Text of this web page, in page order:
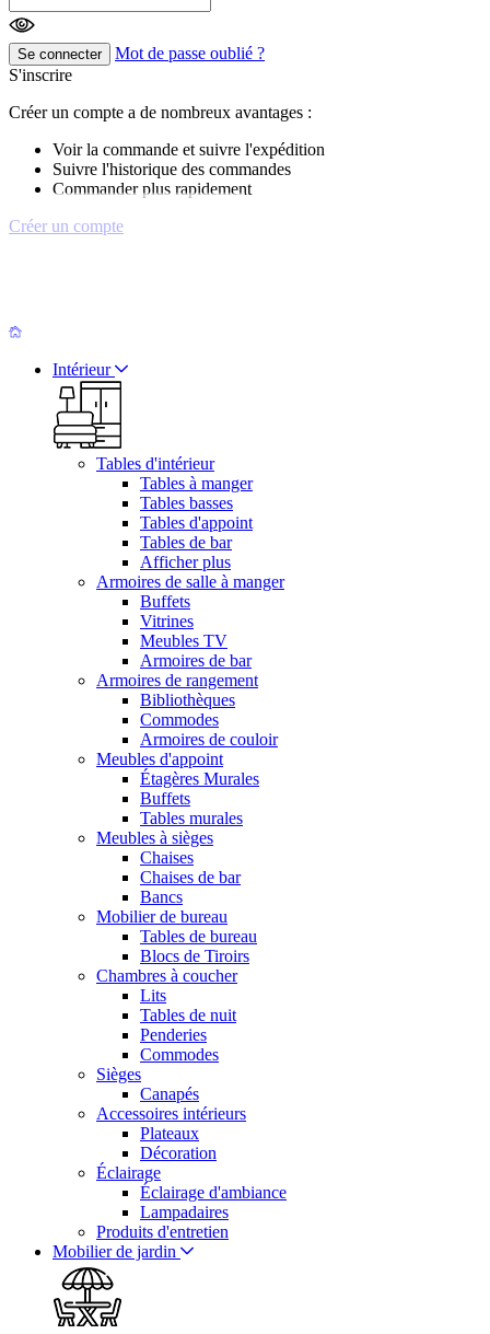
Se connecter
Mot de passe oublié ?
S'inscrire
Créer un compte a de nombreux avantages :
Voir la commande et suivre l'expédition
Suivre l'historique des commandes
Commander plus rapidement
Créer un compte
Intérieur
Tables d'intérieur
Tables à manger
Tables basses
Tables d'appoint
Tables de bar
Afficher plus
Armoires de salle à manger
Buffets
Vitrines
Meubles TV
Armoires de bar
Armoires de rangement
Bibliothèques
Commodes
Armoires de couloir
Meubles d'appoint
Étagères Murales
Buffets
Tables murales
Meubles à sièges
Chaises
Chaises de bar
Bancs
Mobilier de bureau
Tables de bureau
Blocs de Tiroirs
Chambres à coucher
Lits
Tables de nuit
Penderies
Commodes
Sièges
Canapés
Accessoires intérieurs
Plateaux
Décoration
Éclairage
Éclairage d'ambiance
Lampadaires
Produits d'entretien
Mobilier de jardin